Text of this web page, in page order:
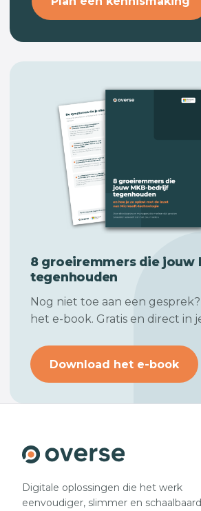
8 groeiremmers die jouw
tegenhouden
Nog niet toe aan een
het e-book. Gratis en direct in
Download het e-book
Digitale oplossingen die het werk
eenvoudiger, slimmer en